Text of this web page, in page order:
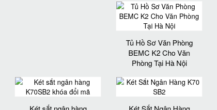
Tủ Hồ Sơ Văn Phòng
BEMC K2 Cho Văn
Phòng Tại Hà Nội